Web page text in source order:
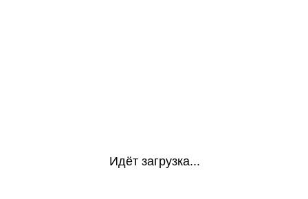
Идёт загрузка...